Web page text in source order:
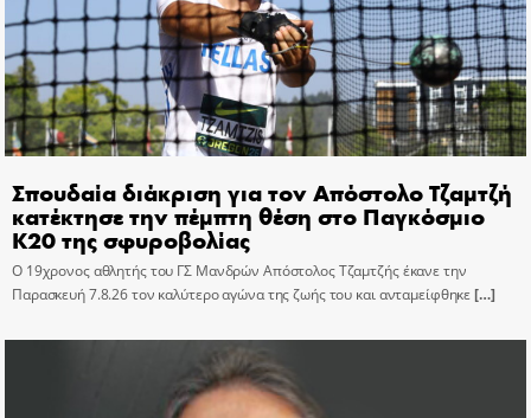
Σπουδαία διάκριση για τον Απόστολο Τζαμτζή
κατέκτησε την πέμπτη θέση στο Παγκόσμιο
Κ20 της σφυροβολίας
Ο 19χρονος αθλητής του ΓΣ Μανδρών Απόστολος Τζαμτζής έκανε την
Παρασκευή 7.8.26 τον καλύτερο αγώνα της ζωής του και ανταμείφθηκε[…]